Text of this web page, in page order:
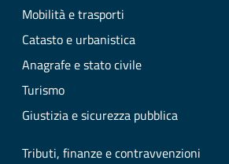
Mobilità e trasporti
Catasto e urbanistica
Anagrafe e stato civile
Turismo
Giustizia e sicurezza pubblica
Tributi, finanze e contravvenzioni